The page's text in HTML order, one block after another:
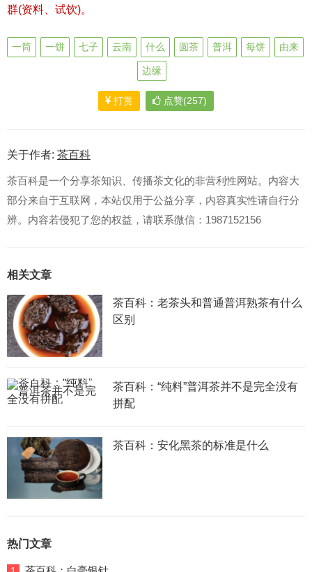
群(资料、试饮)。
一筒 一饼 七子 云南 什么 圆茶 普洱 每饼 由来
边缘
打赏 点赞(257)
关于作者: 茶百科
茶百科是一个分享茶知识、传播茶文化的非营利性网站。内容大
部分来自于互联网，本站仅用于公益分享，内容真实性请自行分
辨。内容若侵犯了您的权益，请联系微信：1987152156
相关文章
茶百科：老茶头和普通普洱熟茶有什么
区别
茶百科：“纯料”普洱茶并不是完全没有
拼配
茶百科：安化黑茶的标准是什么
热门文章